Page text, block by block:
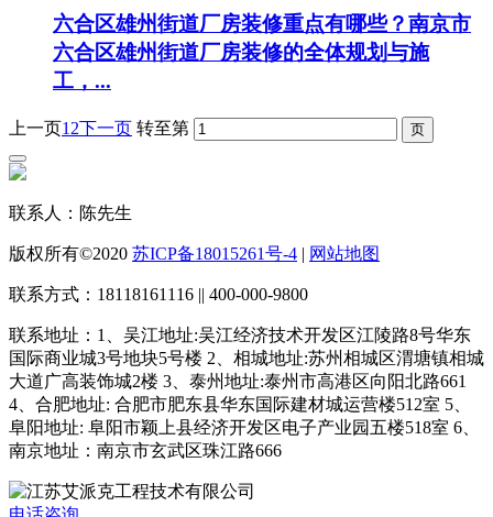
六合区雄州街道厂房装修重点有哪些？南京市
六合区雄州街道厂房装修的全体规划与施
工，...
上一页1 2下一页 转至第
联系人：陈先生
版权所有©2020 苏ICP备18015261号-4 | 网站地图
联系方式：18118161116 || 400-000-9800
联系地址：1、吴江地址:吴江经济技术开发区江陵路8号华东
国际商业城3号地块5号楼 2、相城地址:苏州相城区渭塘镇相城
大道广高装饰城2楼 3、泰州地址:泰州市高港区向阳北路661
4、合肥地址: 合肥市肥东县华东国际建材城运营楼512室 5、
阜阳地址: 阜阳市颖上县经济开发区电子产业园五楼518室 6、
南京地址：南京市玄武区珠江路666